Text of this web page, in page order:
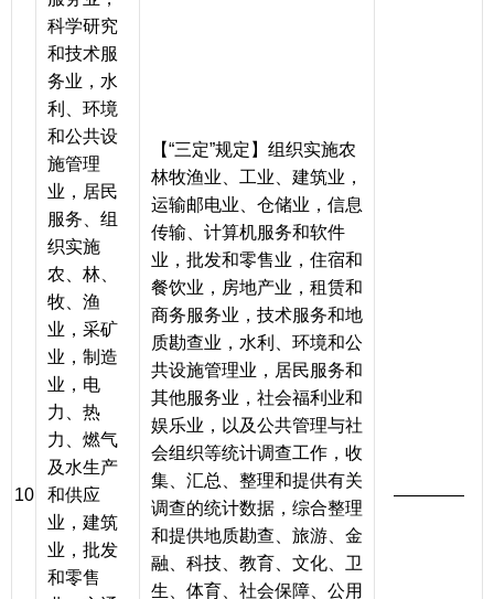
10
科学研究
和技术服
务业，水
利、环境
和公共设
施管理
业，居民
服务、组
织实施
农、林、
牧、渔
业，采矿
业，制造
业，电
力、热
力、燃气
及水生产
和供应
业，建筑
业，批发
和零售
【“三定”规定】组织实施农
林牧渔业、工业、建筑业，
运输邮电业、仓储业，信息
传输、计算机服务和软件
业，批发和零售业，住宿和
餐饮业，房地产业，租赁和
商务服务业，技术服务和地
质勘查业，水利、环境和公
共设施管理业，居民服务和
其他服务业，社会福利业和
娱乐业，以及公共管理与社
会组织等统计调查工作，收
集、汇总、整理和提供有关
调查的统计数据，综合整理
和提供地质勘查、旅游、金
融、科技、教育、文化、卫
生、体育、社会保障、公用
————